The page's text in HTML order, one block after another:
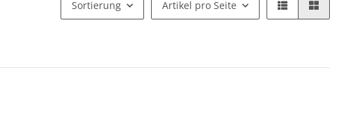
Sortierung Artikel pro Seite